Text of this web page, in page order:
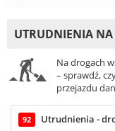
UTRUDNIENIA NA
Na drogach
– sprawdź,
przejazdu
92 Utrudnienia -